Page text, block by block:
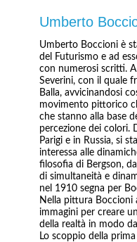
Umberto
Umberto Boccioni è
del Futurismo e ad
con numerosi scritti.
Severini, con il quale
Balla, avvicinandosi
movimento pittorico
che stanno alla base
percezione dei colori.
Parigi e in Russia, si
interessa alle
filosofia di Bergson,
di simultaneità e
nel 1910 segna per
Nella pittura Boccioni
immagini per creare
della realtà in modo
Lo scoppio della